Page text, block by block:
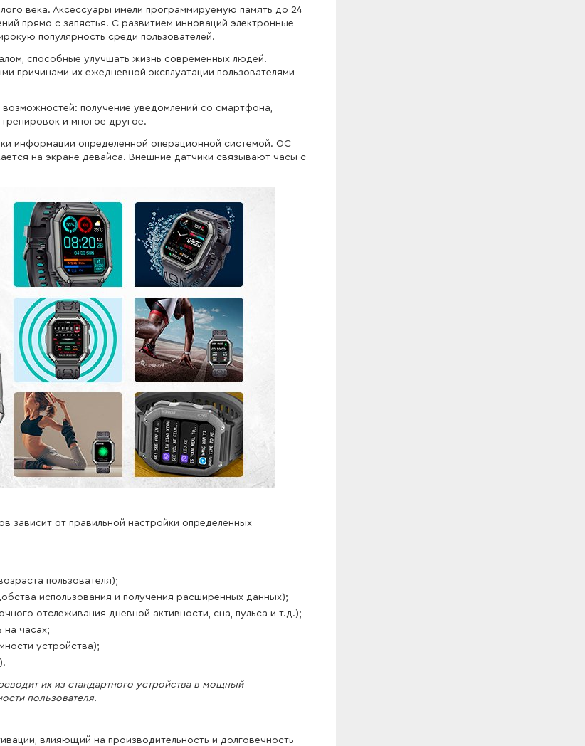
века. Аксессуары имели программируемую память до 24
прямо с запястья. С развитием инноваций электронные
популярность среди пользователей.
способные улучшать жизнь современных людей.
причинами их ежедневной эксплуатации пользователями
получение уведомлений со смартфона,
и многое другое.
информации определенной операционной системой. ОС
на экране девайса. Внешние датчики связывают часы с
зависит от правильной настройки определенных
пользователя);
использования и получения расширенных данных);
отслеживания дневной активности, сна, пульса и т.д.);
на часах;
устройства);
их из стандартного устройства в мощный
пользователя.
влияющий на производительность и долговечность